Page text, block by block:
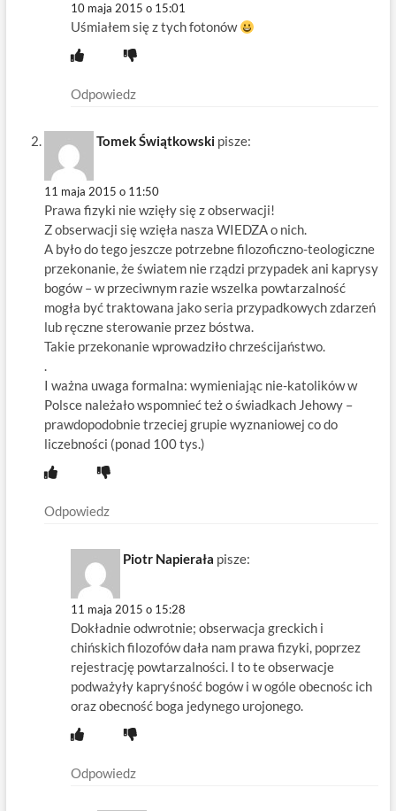
10 maja 2015 o 15:01
Uśmiałem się z tych fotonów
Odpowiedz
Tomek Świątkowski pisze:
11 maja 2015 o 11:50
Prawa fizyki nie wzięły się z obserwacji!
Z obserwacji się wzięła nasza WIEDZA o nich.
A było do tego jeszcze potrzebne filozoficzno-teologiczne
przekonanie, że światem nie rządzi przypadek ani kaprysy
bogów – w przeciwnym razie wszelka powtarzalność
mogła być traktowana jako seria przypadkowych zdarzeń
lub ręczne sterowanie przez bóstwa.
Takie przekonanie wprowadziło chrześcijaństwo.
.
I ważna uwaga formalna: wymieniając nie-katolików w
Polsce należało wspomnieć też o świadkach Jehowy –
prawdopodobnie trzeciej grupie wyznaniowej co do
liczebności (ponad 100 tys.)
Odpowiedz
Piotr Napierała pisze:
11 maja 2015 o 15:28
Dokładnie odwrotnie; obserwacja greckich i
chińskich filozofów dała nam prawa fizyki, poprzez
rejestrację powtarzalności. I to te obserwacje
podważyły kapryśność bogów i w ogóle obecnośc ich
oraz obecność boga jedynego urojonego.
Odpowiedz